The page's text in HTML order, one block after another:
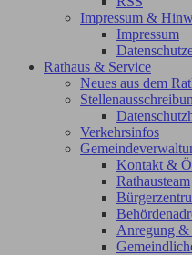
Impressum &
Impressum
Rathaus & Service
Neues aus dem
Verkehrsinfos
Kontakt &
Rathausteam
Anregung